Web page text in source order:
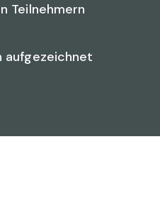
Teilnehmern
aufgezeichnet